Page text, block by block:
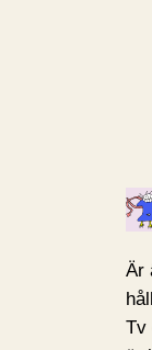
Är
Tv